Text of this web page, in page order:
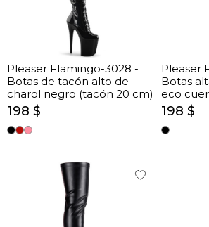
Pleaser Flamingo-3028 -
Botas de tacón alto de
charol negro (tacón 20 cm)
198 $
Pleaser
Botas
eco
198 $